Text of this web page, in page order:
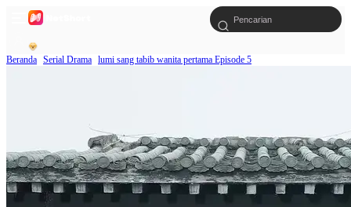
Beranda Serial Drama lumi sang tabib wanita pertama Episode 5